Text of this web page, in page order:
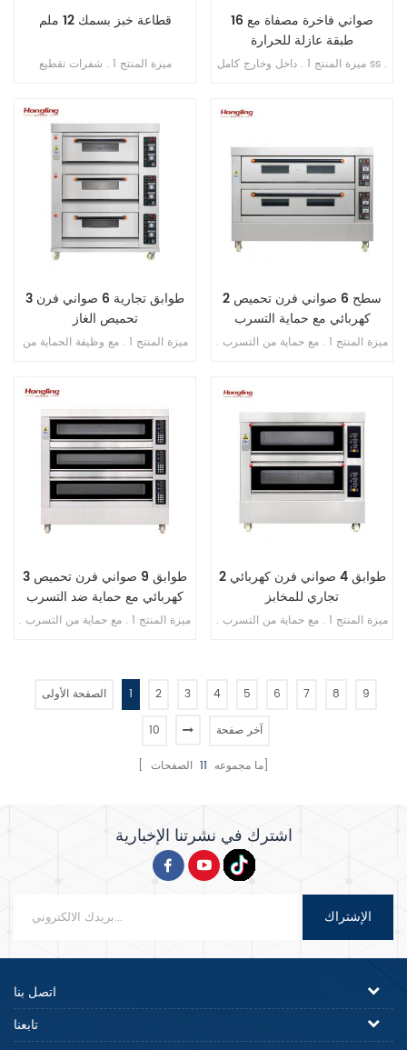
قطاعة خبز بسمك 12 ملم
ميزة المنتج 1 . شفرات تقطيع
الطاقة الإنتاجية 200-300 قطعة /
منصة بسماكة 1 مم من الفولاذ المقاوم
للصدأ 6 . سمك التقطيع: 12 مم
16 صواني فاخرة مصفاة مع
طبقة عازلة للحرارة
ميزة المنتج 1 . داخل وخارج كامل ss .
شاشة رقمية للتحكم بالحاسوب
مروحة دائرية مدمجة 7 . مسافة قابلة
للتعديل من الدرج إلى الدرج
3 طوابق تجارية 6 صواني فرن
تحميص الغاز
ميزة المنتج 1 . مع وظيفة الحماية من
أنابيب غاز الألومنيوم / النحاس . 5 .
طبق الوستيل في غرفة الخبز
2 سطح 6 صواني فرن تحميص
كهربائي مع حماية التسرب
ميزة المنتج 1 . مع حماية من التسرب .
3 طوابق 9 صواني فرن تحميص
كهربائي مع حماية ضد التسرب
ميزة المنتج 1 . مع حماية من التسرب .
2 طوابق 4 صواني فرن كهربائي
تجاري للمخابز
ميزة المنتج 1 . مع حماية من التسرب .
الصفحة الأولى
1 2 3 4 5 6 7 8 9
10 آخر صفحة
[ ما مجموعه 11 الصفحات]
اشترك في نشرتنا الإخبارية
الإشتراك
اتصل بنا
تابعنا